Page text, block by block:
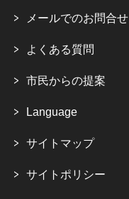
メールでのお問合せ
よくある質問
市民からの提案
Language
サイトマップ
サイトポリシー